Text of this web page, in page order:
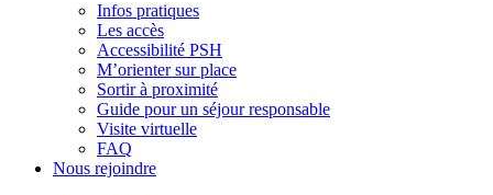
Infos pratiques
Les accès
Accessibilité PSH
M’orienter sur place
Sortir à proximité
Guide pour un séjour responsable
Visite virtuelle
FAQ
Nous rejoindre